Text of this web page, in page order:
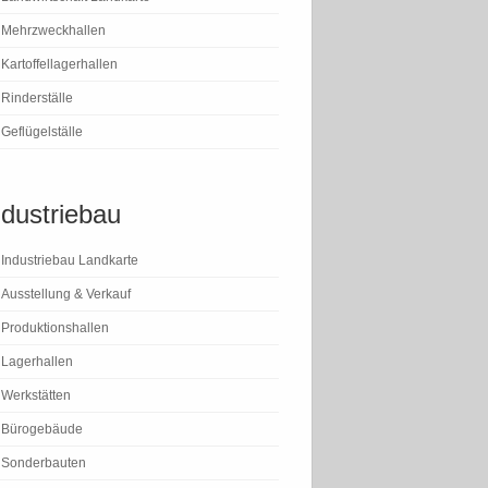
Mehrzweckhallen
Kartoffellagerhallen
Rinderställe
Geflügelställe
Industriebau Landkarte
Ausstellung & Verkauf
Produktionshallen
Lagerhallen
Werkstätten
Bürogebäude
Sonderbauten